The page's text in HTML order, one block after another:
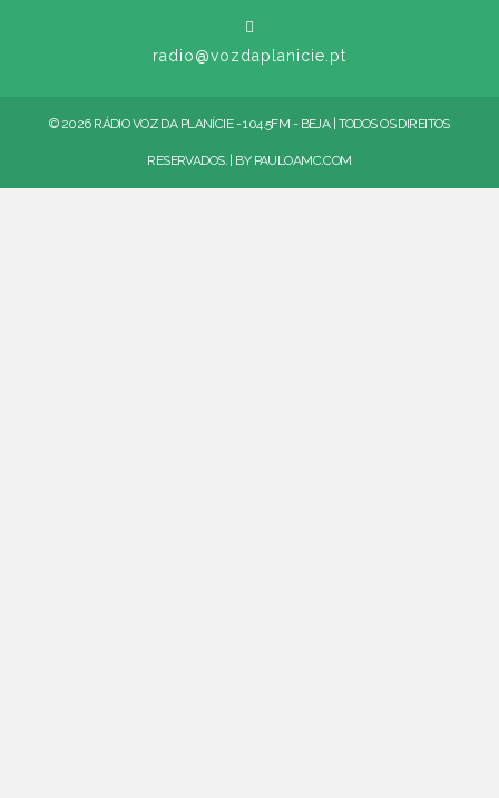
radio@vozdaplanicie.pt
© 2026 RÁDIO VOZ DA PLANÍCIE - 104.5FM - BEJA | TODOS OS DIREITOS
RESERVADOS. | BY PAULOAMC.COM